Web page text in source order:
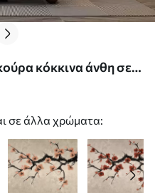
κόκκινα άνθη σε
σε άλλα χρώματα: